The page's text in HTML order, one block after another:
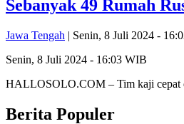
Sebanyak 49 Rumah
Jawa Tengah | Senin, 8 Juli 2024 -
Senin, 8 Juli 2024 - 16:03 WIB
HALLOSOLO.COM – Tim kaji cepat
Berita Populer